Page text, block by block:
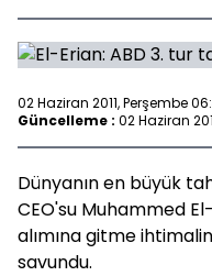
02 Haziran 2011, Perşembe
Güncelleme : 02 Haziran
Dünyanın en büyük
CEO'su Muhammed
alımına gitme
savundu.